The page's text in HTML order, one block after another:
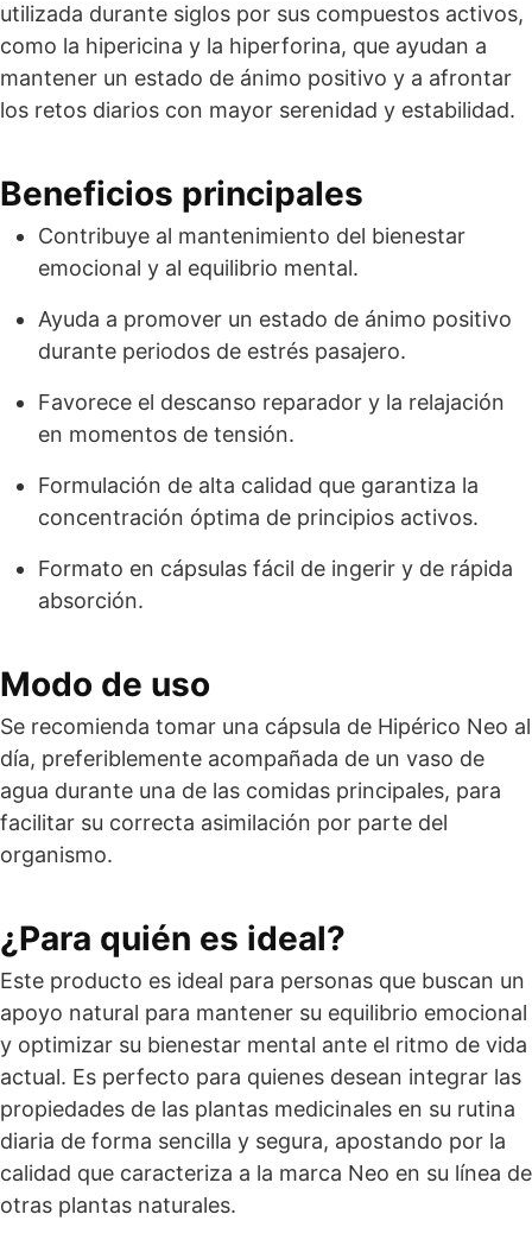
utilizada durante siglos por sus compuestos activos,
como la hipericina y la hiperforina, que ayudan a
mantener un estado de ánimo positivo y a afrontar
los retos diarios con mayor serenidad y estabilidad.
Beneficios principales
Contribuye al mantenimiento del bienestar
emocional y al equilibrio mental.
Ayuda a promover un estado de ánimo positivo
durante periodos de estrés pasajero.
Favorece el descanso reparador y la relajación
en momentos de tensión.
Formulación de alta calidad que garantiza la
concentración óptima de principios activos.
Formato en cápsulas fácil de ingerir y de rápida
absorción.
Modo de uso
Se recomienda tomar una cápsula de Hipérico Neo al
día, preferiblemente acompañada de un vaso de
agua durante una de las comidas principales, para
facilitar su correcta asimilación por parte del
organismo.
¿Para quién es ideal?
Este producto es ideal para personas que buscan un
apoyo natural para mantener su equilibrio emocional
y optimizar su bienestar mental ante el ritmo de vida
actual. Es perfecto para quienes desean integrar las
propiedades de las plantas medicinales en su rutina
diaria de forma sencilla y segura, apostando por la
calidad que caracteriza a la marca Neo en su línea de
otras plantas naturales.